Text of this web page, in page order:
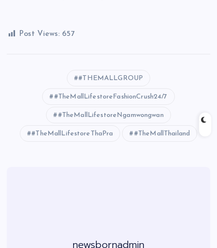
Post Views: 657
#THEMALLGROUP
#TheMallLifestoreFashionCrush24/7
#TheMallLifestoreNgamwongwan
#TheMallLifestoreThaPra #TheMallThailand
newsbornadmin